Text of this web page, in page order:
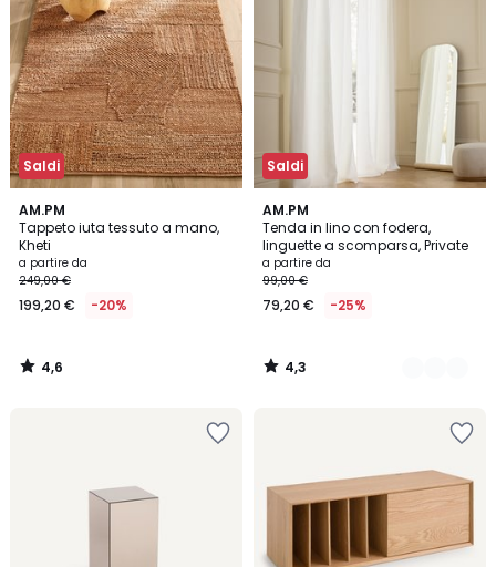
Saldi
AM.PM
Tappeto iuta tessuto a mano,
Kheti
a partire da
249,00 €
199,20 € -20%
4,6
/ 5
4,6
/
Saldi
AM.PM
Tenda in lino con fodera,
linguette a scomparsa, Private
a partire da
99,00 €
79,20 € -25%
4,3
/ 5
11
Colori
4,3
/